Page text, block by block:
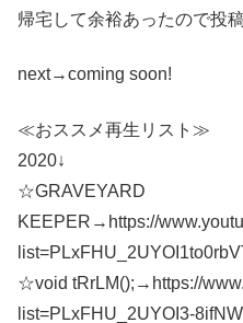
帰宅して余裕あったので投
next→coming soon!
≪おススメ再生リスト≫
2020↓
☆GRAVEYARD
KEEPER→https://
☆void tRrLM();→https://
list=PLxFHU_2UYOI3-